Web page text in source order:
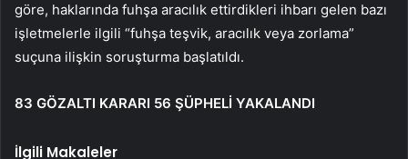
göre, haklarında fuhşa aracılık ettirdikleri ihbarı gelen bazı
işletmelerle ilgili “fuhşa teşvik, aracılık veya zorlama”
suçuna ilişkin soruşturma başlatıldı.
83 GÖZALTI KARARI 56 ŞÜPHELİ YAKALANDI
İlgili Makaleler